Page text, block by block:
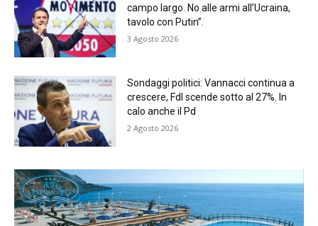
campo largo. No alle armi all’Ucraina,
tavolo con Putin”.
3 Agosto 2026
Sondaggi politici: Vannacci continua a
crescere, FdI scende sotto al 27%. In
calo anche il Pd
2 Agosto 2026